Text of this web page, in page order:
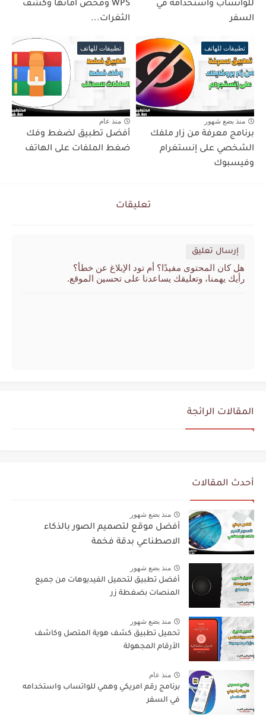
للواتساب واستخدامه في
السفر
WPS وفحص أمانها وكشف
الثغرات...
تطبيقات للهاتف
منذ بضع شهور
برنامج معرفة من زار ملفك
الشخصي على إنستغرام
وفيسبوك
تطبيقات للهاتف
منذ عام
أفضل تطبيق لضغط وفك
ضغط الملفات على الهاتف
تعليقات
إرسال تعليق
هل كان المحتوى مفيدًا؟ أم تود الإبلاغ عن خطأ؟
رأيك يهمنا، وتعليقك يساعدنا على تحسين الموقع.
المقالات الرائجة
أحدث المقالات
منذ بضع شهور
أفضل موقع لتصميم الصور بالذكاء
الاصطناعي بدقة فخمة
منذ بضع شهور
أفضل تطبيق لتحميل الفيديوهات من جميع
المنصات بضغطة زر
منذ بضع شهور
تحميل تطبيق كشف هوية المتصل وكاشف
الأرقام المجهولة
منذ عام
برنامج رقم امريكي وهمي للواتساب واستخدامه
في السفر